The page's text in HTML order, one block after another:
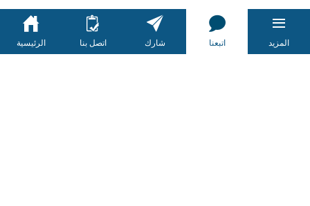
الرئيسية اتصل بنا شارك اتبعنا المزيد